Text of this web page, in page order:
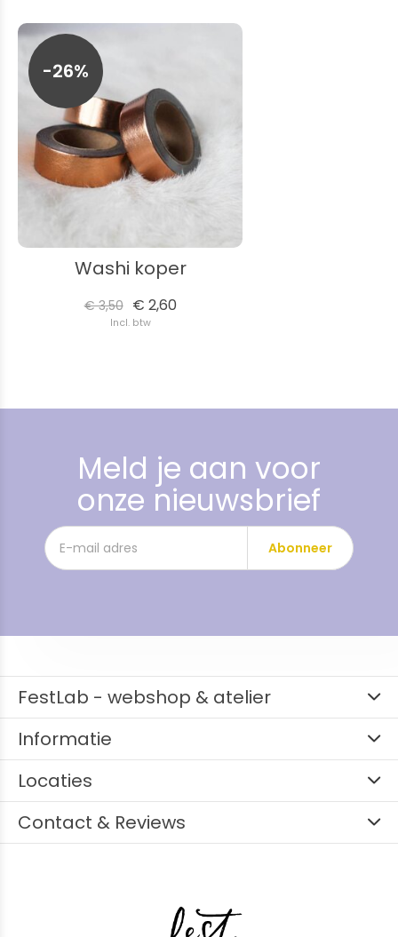
-26%
Washi koper
€ 3,50 € 2,60
Incl. btw
Meld je aan voor
onze nieuwsbrief
Abonneer
FestLab - webshop & atelier
Informatie
Locaties
Contact & Reviews